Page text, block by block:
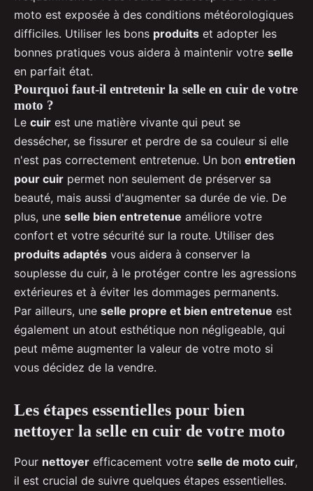
moto est exposée à des conditions météorologiques
difficiles. Utiliser les bons produits et adopter les
bonnes pratiques vous aidera à maintenir votre selle
en parfait état.
Pourquoi faut-il entretenir la selle en cuir de votre
moto ?
Le cuir est une matière vivante qui peut se
dessécher, se fissurer et perdre de sa couleur si elle
n'est pas correctement entretenue. Un bon entretien
pour cuir permet non seulement de préserver sa
beauté, mais aussi d'augmenter sa durée de vie. De
plus, une selle bien entretenue améliore votre
confort et votre sécurité sur la route. Utiliser des
produits adaptés vous aidera à conserver la
souplesse du cuir, à le protéger contre les agressions
extérieures et à éviter les dommages permanents.
Par ailleurs, une selle propre et bien entretenue est
également un atout esthétique non négligeable, qui
peut même augmenter la valeur de votre moto si
vous décidez de la vendre.
Les étapes essentielles pour bien
nettoyer la selle en cuir de votre moto
Pour nettoyer efficacement votre selle de moto cuir,
il est crucial de suivre quelques étapes essentielles.